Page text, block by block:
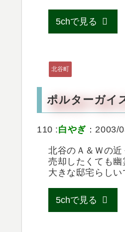
5chで見る
北谷町
ポルターガイ
110 :白やぎ ：2003/
北谷のＡ＆Ｗの近
売却したくても幽
大きな邸宅らし
5chで見る